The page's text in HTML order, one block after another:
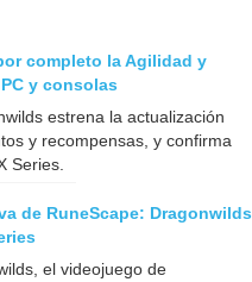
completo la Agilidad y
y consolas
estrena la actualización
y recompensas, y confirma
Series.
de RuneScape: Dragonwilds
el videojuego de